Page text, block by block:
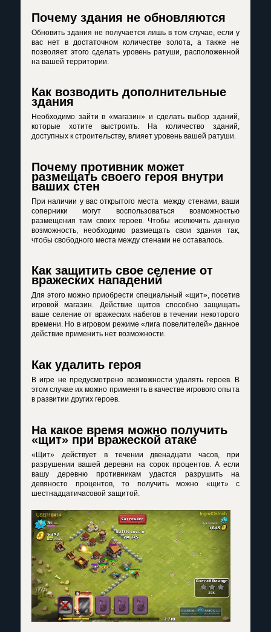
Почему здания не обновляются
Обновить здания не получается лишь в том случае, если у
вас нет в достаточном количестве золота, а также не
позволяет этого сделать уровень ратуши, расположенной
на вашей территории.
Как возводить дополнительные
здания
Необходимо зайти в «магазин» и сделать выбор зданий,
которые хотите выстроить. На количество зданий,
доступных к строительству, влияет уровень вашей ратуши.
Почему противник может
размещать своего героя внутри
ваших стен
При наличии у вас открытого места между стенами, ваши
соперники могут воспользоваться возможностью
размещения там своих героев. Чтобы исключить данную
возможность, необходимо размещать свои здания так,
чтобы свободного места между стенами не оставалось.
Как защитить свое селение от
вражеских нападений
Для этого можно приобрести специальный «щит», посетив
игровой магазин. Действие щитов способно защищать
ваше селение от вражеских набегов в течении некоторого
времени. Но в игровом режиме «лига повелителей» данное
действие применить нет возможности.
Как удалить героя
В игре не предусмотрено возможности удалять героев. В
этом случае их можно применять в качестве игрового опыта
в развитии других героев.
На какое время можно получить
«щит» при вражеской атаке
«Щит» действует в течении двенадцати часов, при
разрушении вашей деревни на сорок процентов. А если
вашу деревню противникам удастся разрушить на
девяносто процентов, то получить можно «щит» с
шестнадцатичасовой защитой.